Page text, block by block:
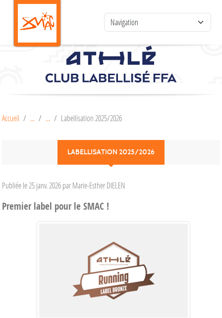
Accueil Labellisation 2025/2026
LABELLISATION 2025/2026
Publiée le25 janv. 2026par Marie-Esther DIELEN
Premier label pour le SMAC !
Panneau de gestion des cookies